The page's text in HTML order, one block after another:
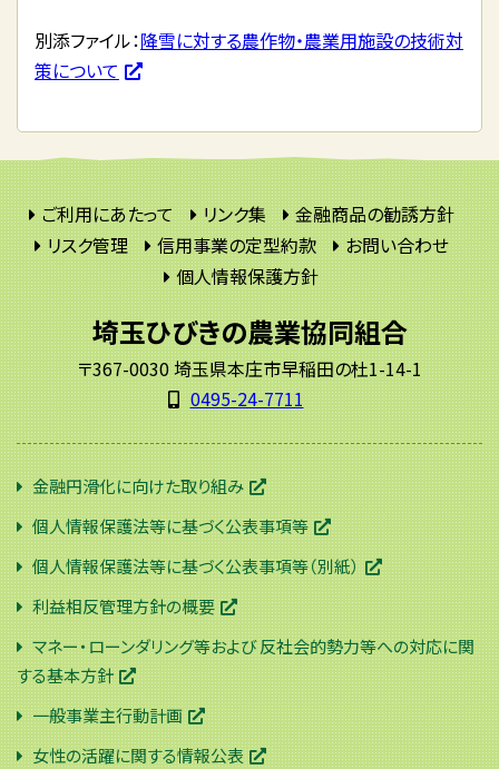
別添ファイル：降雪に対する農作物・農業用施設の技術対
策について
ご利用にあたって リンク集
金融商品の勧誘方針
リスク管理
信用事業の定型約款
お問い合わせ
個人情報保護方針
埼玉ひびきの農業協同組合
〒367-0030 埼玉県本庄市早稲田の杜1-14-1
0495-24-7711
金融円滑化に向けた取り組み
個人情報保護法等に基づく公表事項等
個人情報保護法等に基づく公表事項等（別紙）
利益相反管理方針の概要
マネー・ローンダリング等および 反社会的勢力等への対応に関
する基本方針
一般事業主行動計画
女性の活躍に関する情報公表